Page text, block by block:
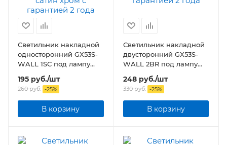
Светильник накладной
односторонний GX53S-
WALL 1SC под лампу
GX53 230B сатин хром
195 руб./шт
260руб. -25%
В корзину
Светильник накладной
двусторонний GX53S-
WALL 2BR под лампу
GX53 230B бронза
248руб./шт
330руб. -25%
В корзину